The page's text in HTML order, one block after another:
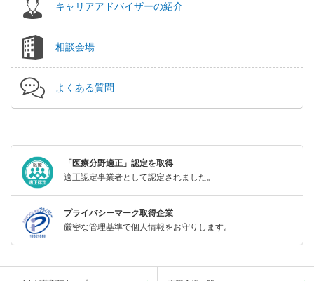
キャリアアドバイザーの紹介
相談会場
よくある質問
「医療分野適正」認定を取得
適正認定事業者として認定されました。
プライバシーマーク取得企業
厳密な管理基準で個人情報をお守りします。